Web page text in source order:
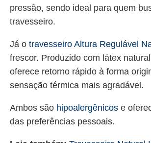
pressão, sendo ideal para quem
travesseiro.
Já o travesseiro Altura Regulável
frescor. Produzido com látex
oferece retorno rápido à forma
sensação térmica mais agradável.
Ambos são hipoalergênicos e
das preferências pessoais.